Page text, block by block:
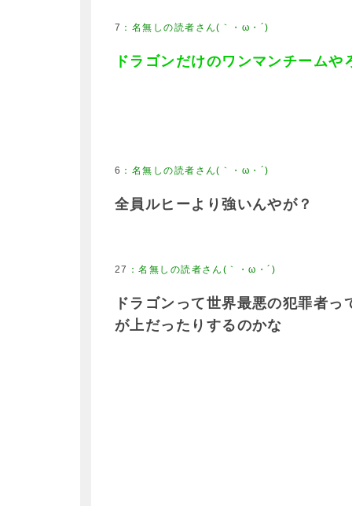
7 ： 名無しの読者さん(｀・ω・´)
ドラゴンだけのワンマンチームや
6 ： 名無しの読者さん(｀・ω・´)
全員ルヒーより強いんやが？
27 ：名無しの読者さん(｀・ω・´)
ドラゴンって世界最悪の犯罪者
が上だったりするのかな